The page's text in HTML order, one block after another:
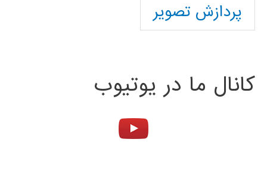
پردازش تصویر
کانال ما در یوتیوب